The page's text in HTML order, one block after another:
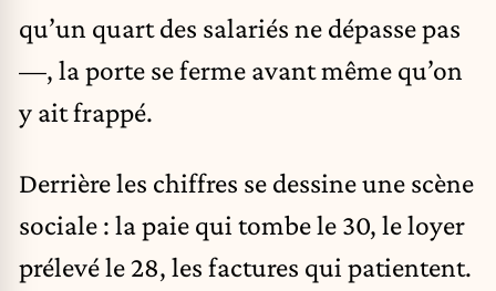
qu’un quart des salariés ne dépasse pas
—, la porte se ferme avant même qu’on
y ait frappé.
Derrière les chiffres se dessine une scène
sociale : la paie qui tombe le 30, le loyer
prélevé le 28, les factures qui patientent.